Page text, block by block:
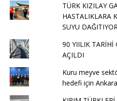
TÜRK KIZILAY
HASTALIKLARA
SUYU DAĞITIYOR
90 YIILIK TARİHİ
AÇILDI
Kuru meyve
hedefi için